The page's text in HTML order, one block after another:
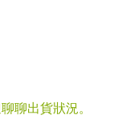
聊出貨狀況。